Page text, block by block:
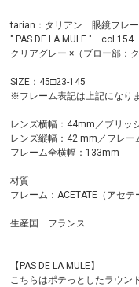
tarian：タリアン 眼鏡フレ
" PAS DE LA MULE " col.154
クリアグレー ×（ブロー部：
SIZE：45□23-145
※フレーム表記は上記になり
レンズ横幅：44mm／ブリッ
レンズ縦幅：42 mm／フレー
フレーム全横幅：133mm
材質
フレーム：ACETATE（アセテ
生産国 フランス
【PAS DE LA MULE】
こちらはポテっとしたラウン